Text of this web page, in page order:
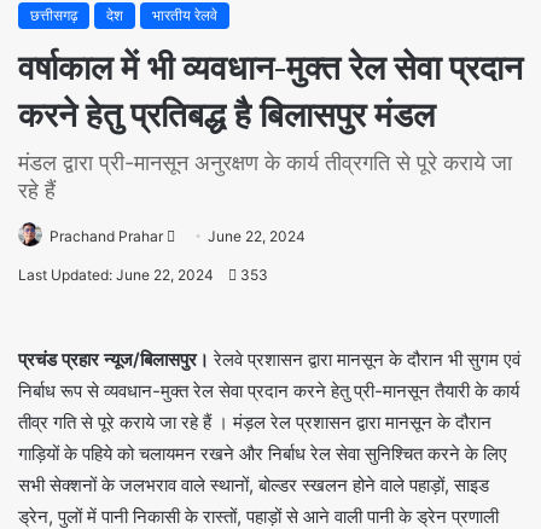
छत्तीसगढ़ देश भारतीय रेलवे
वर्षाकाल में भी व्यवधान-मुक्त रेल सेवा प्रदान
करने हेतु प्रतिबद्ध है बिलासपुर मंडल
मंडल द्वारा प्री-मानसून अनुरक्षण के कार्य तीव्रगति से पूरे कराये जा
रहे हैं
Prachand Prahar June 22, 2024
Last Updated: June 22, 2024 353
प्रचंड प्रहार न्यूज/बिलासपुर। रेलवे प्रशासन द्वारा मानसून के दौरान भी सुगम एवं
निर्बाध रूप से व्यवधान-मुक्त रेल सेवा प्रदान करने हेतु प्री-मानसून तैयारी के कार्य
तीव्र गति से पूरे कराये जा रहे हैं । मंड़ल रेल प्रशासन द्वारा मानसून के दौरान
गाड़ियों के पहिये को चलायमन रखने और निर्बाध रेल सेवा सुनिश्चित करने के लिए
सभी सेक्शनों के जलभराव वाले स्थानों, बोल्डर स्खलन होने वाले पहाड़ों, साइड
ड्रेन, पुलों में पानी निकासी के रास्तों, पहाड़ों से आने वाली पानी के ड्रेन प्रणाली